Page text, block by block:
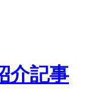
介記事